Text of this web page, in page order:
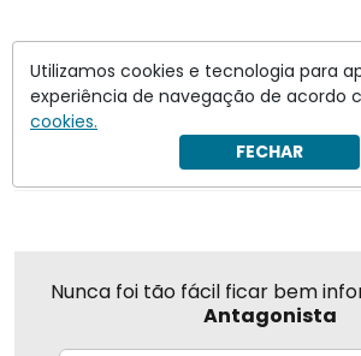
Ali Khamenei República Islâmica do Irã
Nunca foi tão fácil ficar bem
Antagonista
Utilizamos cookies e tecnologia para
experiência de navegação de acordo
cookies.
FECHAR